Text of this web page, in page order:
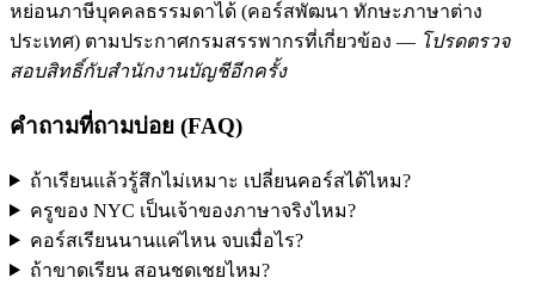
หย่อนภาษีบุคคลธรรมดาได้ (คอร์สพัฒนา ทักษะภาษาต่าง
ประเทศ) ตามประกาศกรมสรรพากรที่เกี่ยวข้อง — โปรดตรวจ
สอบสิทธิ์กับสำนักงานบัญชีอีกครั้ง
คำถามที่ถามบ่อย (FAQ)
ถ้าเรียนแล้วรู้สึกไม่เหมาะ เปลี่ยนคอร์สได้ไหม?
ครูของ NYC เป็นเจ้าของภาษาจริงไหม?
คอร์สเรียนนานแค่ไหน จบเมื่อไร?
ถ้าขาดเรียน สอนชดเชยไหม?